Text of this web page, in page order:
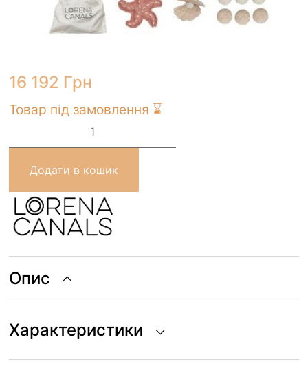
16 192 Грн
Товар під замовлення ⌛
Ігровий
SEABED
140х200
кількість
Додати в кошик
Опис
Характеристики